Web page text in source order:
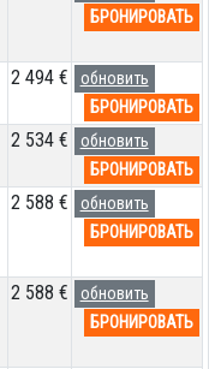
БРОНИРОВАТЬ
2 494 €
обновить
БРОНИРОВАТЬ
2 534 €
обновить
БРОНИРОВАТЬ
2 588 €
обновить
БРОНИРОВАТЬ
2 588 €
обновить
БРОНИРОВАТЬ